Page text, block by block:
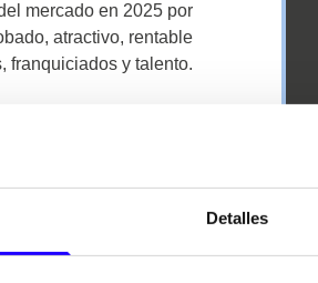
Detalles
mercado en 2025 por
atractivo, rentable
franquiciados y talento.
NUESTRAS